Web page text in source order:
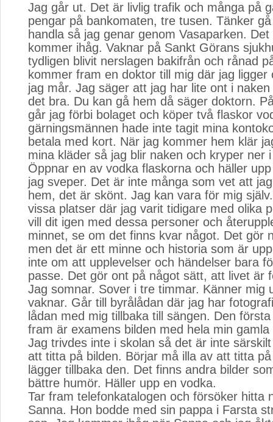
Jag går ut. Det är livlig trafik och många på
pengar på bankomaten, tre tusen. Tänker
handla så jag genar genom Vasaparken.
kommer ihåg. Vaknar på Sankt Görans
tydligen blivit nerslagen bakifrån och rånad
kommer fram en doktor till mig där jag ligger
jag mår. Jag säger att jag har lite ont i
det bra. Du kan gå hem då säger doktorn.
går jag förbi bolaget och köper två flaskor
gärningsmännen hade inte tagit mina
betala med kort. När jag kommer hem klär
mina kläder så jag blir naken och kryper ner
Öppnar en av vodka flaskorna och häller
jag sveper. Det är inte många som vet att
hem, det är skönt. Jag kan vara för mig
vissa platser där jag varit tidigare med olika
vill dit igen med dessa personer och
minnet, se om det finns kvar något. Det gör
men det är ett minne och historia som är
inte om att upplevelser och händelser bara
passe. Det gör ont på något sätt, att livet är
Jag somnar. Sover i tre timmar. Känner mig
vaknar. Går till byrålådan där jag har
lådan med mig tillbaka till sängen. Den
fram är examens bilden med hela min
Jag trivdes inte i skolan så det är inte
att titta på bilden. Börjar må illa av att titta
lägger tillbaka den. Det finns andra bilder
bättre humör. Häller upp en vodka.
Tar fram telefonkatalogen och försöker hitta
Sanna. Hon bodde med sin pappa i Farsta